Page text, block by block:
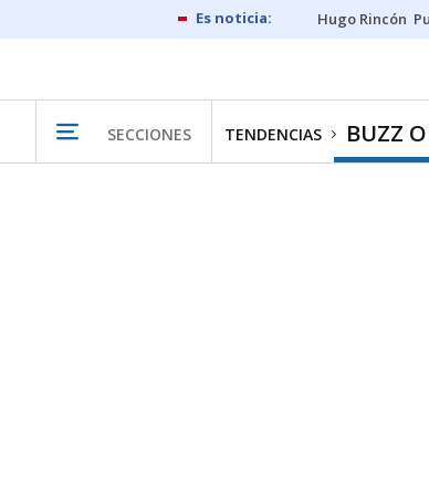
Hugo Rincón
SECCIONES TENDENCIAS BUZZ